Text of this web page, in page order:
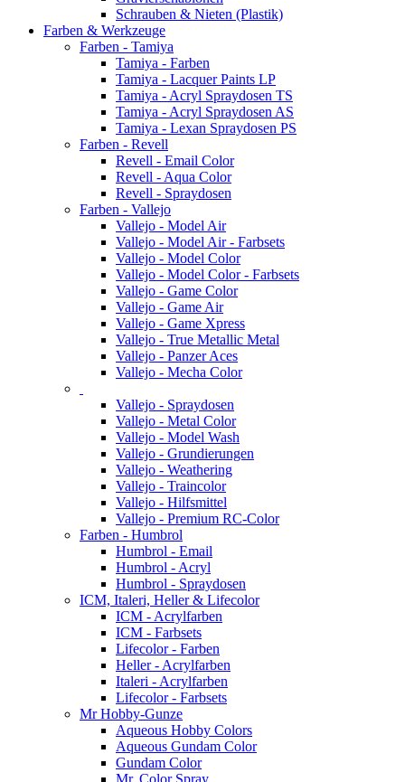
Schrauben & Nieten (Plastik)
Farben & Werkzeuge
Farben - Tamiya
Tamiya - Farben
Tamiya - Lacquer Paints LP
Tamiya - Acryl Spraydosen TS
Tamiya - Acryl Spraydosen AS
Tamiya - Lexan Spraydosen PS
Farben - Revell
Revell - Email Color
Revell - Aqua Color
Revell - Spraydosen
Farben - Vallejo
Vallejo - Model Air
Vallejo - Model Air - Farbsets
Vallejo - Model Color
Vallejo - Model Color - Farbsets
Vallejo - Game Color
Vallejo - Game Air
Vallejo - Game Xpress
Vallejo - True Metallic Metal
Vallejo - Panzer Aces
Vallejo - Mecha Color
Vallejo - Spraydosen
Vallejo - Metal Color
Vallejo - Model Wash
Vallejo - Grundierungen
Vallejo - Weathering
Vallejo - Traincolor
Vallejo - Hilfsmittel
Vallejo - Premium RC-Color
Farben - Humbrol
Humbrol - Email
Humbrol - Acryl
Humbrol - Spraydosen
ICM, Italeri, Heller & Lifecolor
ICM - Acrylfarben
ICM - Farbsets
Lifecolor - Farben
Heller - Acrylfarben
Italeri - Acrylfarben
Lifecolor - Farbsets
Mr Hobby-Gunze
Aqueous Hobby Colors
Aqueous Gundam Color
Gundam Color
Mr. Color Spray